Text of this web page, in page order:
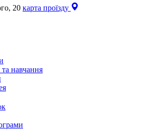
20 карта проїзду
навчання